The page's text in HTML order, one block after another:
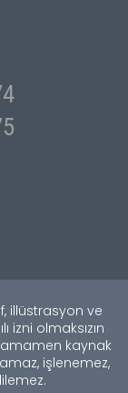
illüstrasyon ve
izni olmaksızın
kaynak
işlenemez,